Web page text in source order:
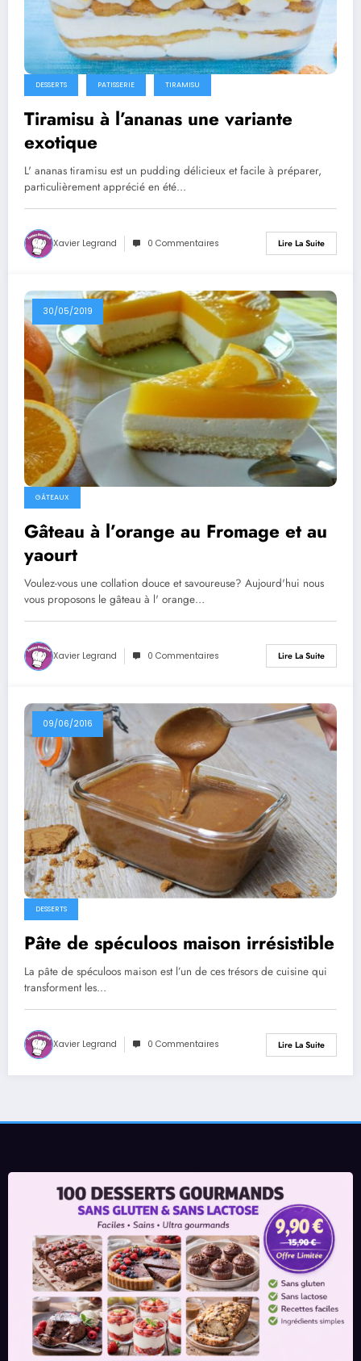
DESSERTS PATISSERIE TIRAMISU
Tiramisu à l’ananas une variante
exotique
L' ananas tiramisu est un pudding délicieux et facile à préparer,
particulièrement apprécié en été…
Xavier Legrand 0 Commentaires Lire La Suite
30/05/2019
GÂTEAUX
Gâteau à l’orange au Fromage et au
yaourt
Voulez-vous une collation douce et savoureuse? Aujourd'hui nous
vous proposons le gâteau à l' orange…
Xavier Legrand 0 Commentaires Lire La Suite
09/06/2016
DESSERTS
Pâte de spéculoos maison irrésistible
La pâte de spéculoos maison est l’un de ces trésors de cuisine qui
transforment les…
Xavier Legrand 0 Commentaires Lire La Suite